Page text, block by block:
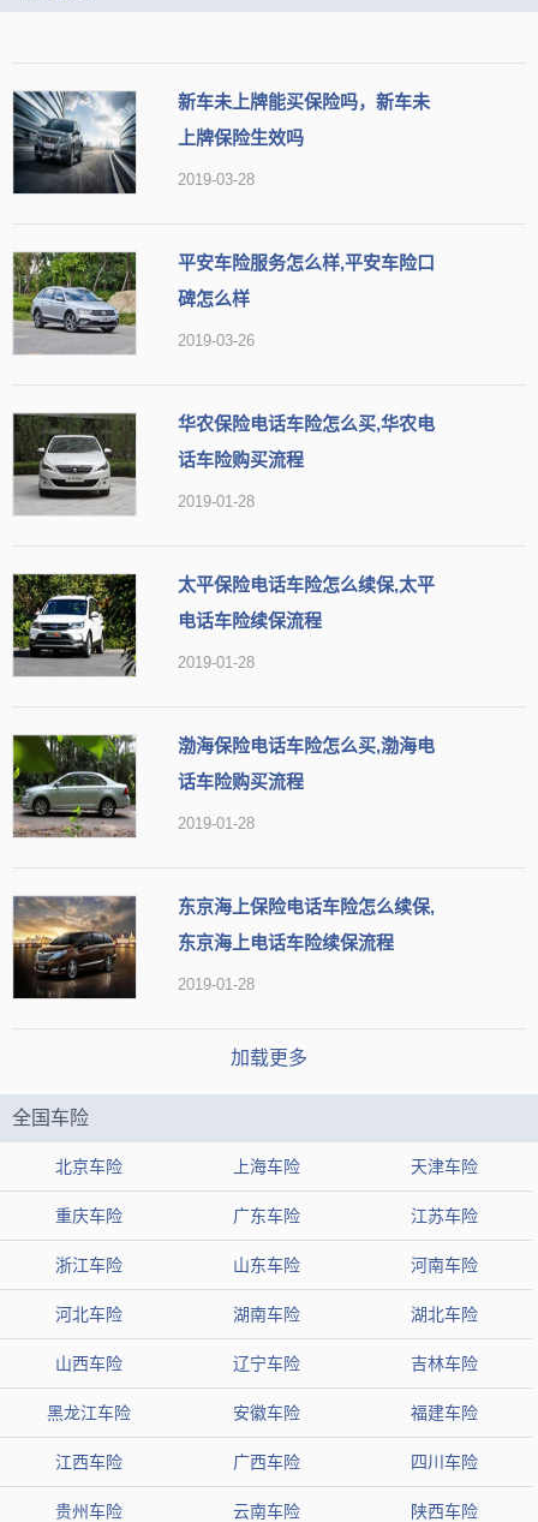
新车未上牌能买保险吗，新车未
上牌保险生效吗
2019-03-28
平安车险服务怎么样,平安车险口
碑怎么样
2019-03-26
华农保险电话车险怎么买,华农电
话车险购买流程
2019-01-28
太平保险电话车险怎么续保,太平
电话车险续保流程
2019-01-28
渤海保险电话车险怎么买,渤海电
话车险购买流程
2019-01-28
东京海上保险电话车险怎么续保,
东京海上电话车险续保流程
2019-01-28
加载更多
全国车险
北京车险 上海车险 天津车险
重庆车险 广东车险 江苏车险
浙江车险 山东车险 河南车险
河北车险 湖南车险 湖北车险
山西车险 辽宁车险 吉林车险
黑龙江车险 安徽车险 福建车险
江西车险 广西车险 四川车险
贵州车险 云南车险 陕西车险